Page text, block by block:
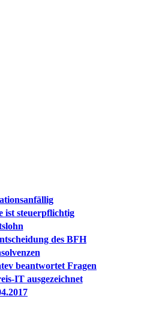
ist steuerpflichtig
des BFH
beantwortet Fragen
IT ausgezeichnet